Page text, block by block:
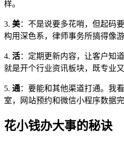
样。
3. 美：不是说要多花哨，但起码
构用深色系，律师事务所搞得像
4. 活：定期更新内容，让客户知
就是开个行业资讯板块，既专业又
5. 通：要能和其他渠道打通。我
室，网站预约和微信小程序数据完
花小钱办大事的秘诀